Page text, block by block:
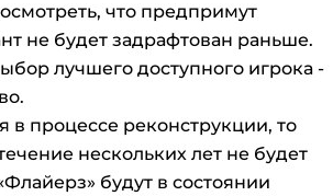
что предпримут
не будет задрафтован раньше.
лучшего доступного игрока -
в процессе реконструкции, то
нескольких лет не будет
будут в состоянии